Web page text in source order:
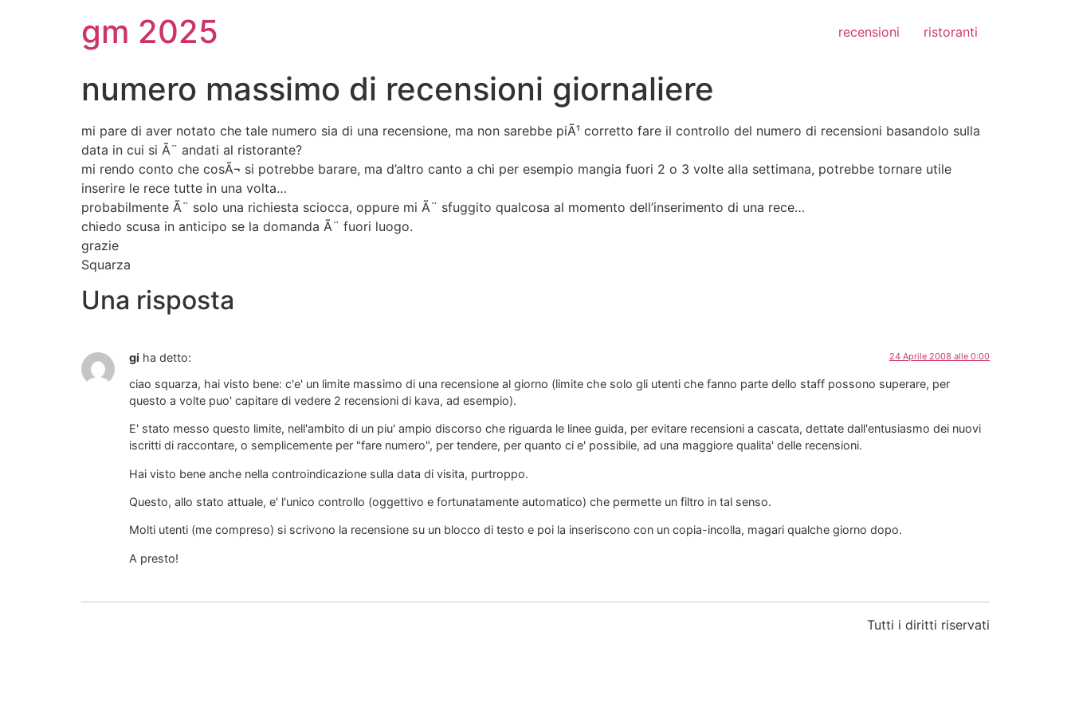
gm 2025 recensioni ristoranti
numero massimo di recensioni giornaliere
mi pare di aver notato che tale numero sia di una recensione, ma non sarebbe piÃ¹ corretto fare il controllo del numero di recensioni basandolo sulla
data in cui si Ã¨ andati al ristorante?
mi rendo conto che cosÃ¬ si potrebbe barare, ma d’altro canto a chi per esempio mangia fuori 2 o 3 volte alla settimana, potrebbe tornare utile
inserire le rece tutte in una volta…
probabilmente Ã¨ solo una richiesta sciocca, oppure mi Ã¨ sfuggito qualcosa al momento dell’inserimento di una rece…
chiedo scusa in anticipo se la domanda Ã¨ fuori luogo.
grazie
Squarza
Una risposta
gi ha detto: 24 Aprile 2008 alle 0:00
ciao squarza, hai visto bene: c'e' un limite massimo di una recensione al giorno (limite che solo gli utenti che fanno parte dello staff possono superare, per
questo a volte puo' capitare di vedere 2 recensioni di kava, ad esempio).
E' stato messo questo limite, nell'ambito di un piu' ampio discorso che riguarda le linee guida, per evitare recensioni a cascata, dettate dall'entusiasmo dei nuovi
iscritti di raccontare, o semplicemente per "fare numero", per tendere, per quanto ci e' possibile, ad una maggiore qualita' delle recensioni.
Hai visto bene anche nella controindicazione sulla data di visita, purtroppo.
Questo, allo stato attuale, e' l'unico controllo (oggettivo e fortunatamente automatico) che permette un filtro in tal senso.
Molti utenti (me compreso) si scrivono la recensione su un blocco di testo e poi la inseriscono con un copia-incolla, magari qualche giorno dopo.
A presto!
Tutti i diritti riservati